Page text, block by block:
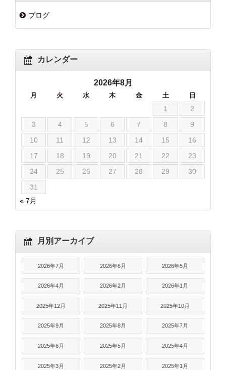
ブログ
カレンダー
2026年8月
月 火 水 木 金 土 日
1
2
3
4 5 6 7 8
9
10
11 12 13 14 15
16
17
18 19 20 21 22
23
24
25 26 27 28 29
30
31
« 7月
月別アーカイブ
2026年7月 2026年6月 2026年5月
2026年4月 2026年2月 2026年1月
2025年12月 2025年11月 2025年10月
2025年9月 2025年8月 2025年7月
2025年6月 2025年5月 2025年4月
2025年3月 2025年2月 2025年1月